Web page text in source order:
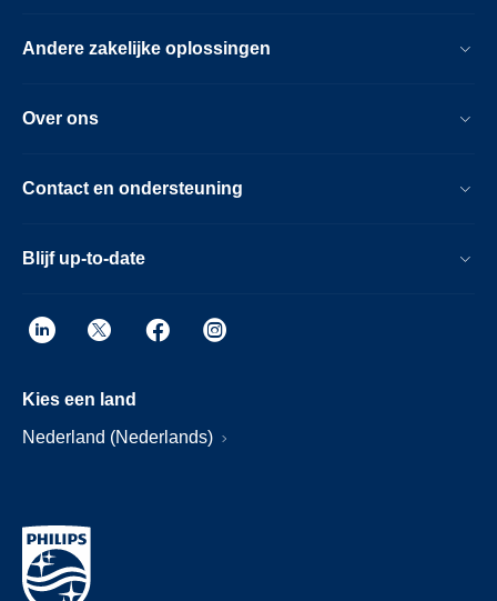
Andere zakelijke oplossingen
Over ons
Contact en ondersteuning
Blijf up-to-date
Kies een land
Nederland (Nederlands)